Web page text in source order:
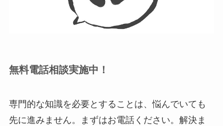
無料電話相談実施中！
専門的な知識を必要とすることは、悩んでいても
先に進みません。まずはお電話ください。解決ま